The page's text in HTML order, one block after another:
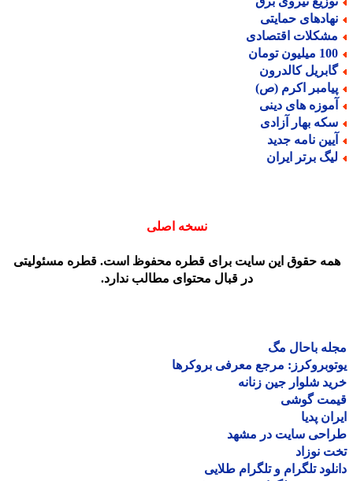
حمایتی
اقتصادی
تومان
کالدرون
اکرم (ص)
های دینی
بهار آزادی
نامه جدید
برتر ایران
نسخه اصلی
حقوق این سایت برای قطره محفوظ است. قطره مسئولیتی
در قبال محتوای مطالب ندارد.
باحال مگ
مرجع معرفی بروکرها
شلوار جین زنانه
گوشی
پدیا
سایت در مشهد
نوزاد
تلگرام و تلگرام طلایی